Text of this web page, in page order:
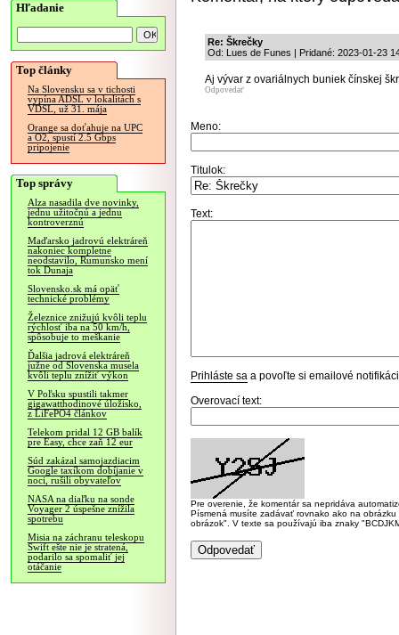
Hľadanie
Top články
Na Slovensku sa v tichosti
vypína ADSL v lokalitách s
VDSL, už 31. mája
Orange sa doťahuje na UPC
a O2, spustí 2.5 Gbps
pripojenie
Top správy
Alza nasadila dve novinky,
jednu užitočnú a jednu
kontroverznú
Maďarsko jadrovú elektráreň
nakoniec kompletne
neodstavilo, Rumunsko mení
tok Dunaja
Slovensko.sk má opäť
technické problémy
Železnice znižujú kvôli teplu
rýchlosť iba na 50 km/h,
spôsobuje to meškanie
Ďalšia jadrová elektráreň
južne od Slovenska musela
kvôli teplu znížiť výkon
V Poľsku spustili takmer
gigawatthodinové úložisko,
z LiFePO4 článkov
Telekom pridal 12 GB balík
pre Easy, chce zaň 12 eur
Súd zakázal samojazdiacim
Google taxíkom dobíjanie v
noci, rušili obyvateľov
NASA na diaľku na sonde
Voyager 2 úspešne znížila
spotrebu
Misia na záchranu teleskopu
Swift ešte nie je stratená,
podarilo sa spomaliť jej
otáčanie
Re: Škrečky
Od: Lues de Funes | Pridané: 2023-01-23
Aj vývar z ovariálnych buniek čínskej
Odpovedať
Meno:
Titulok:
Text:
Prihláste sa a povoľte si emailové
Overovací text:
Pre overenie, že komentár sa nepridáva
Písmená musíte zadávať rovnako ako na
obrázok". V texte sa používajú iba znaky